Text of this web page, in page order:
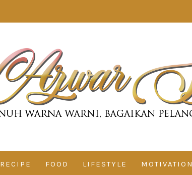
RECIPE FOOD LIFESTYLE MOTIVATION